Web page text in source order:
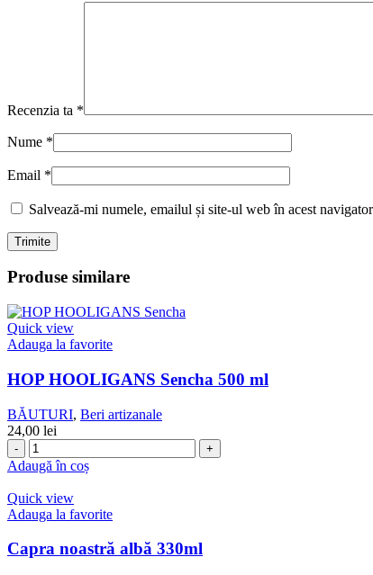
Recenzia ta *
Nume *
Email *
Salvează-mi numele, emailul și site-ul web în acest
Produse similare
Quick view
Adauga la favorite
HOP HOOLIGANS Sencha 500 ml
BĂUTURI, Beri artizanale
24,00 lei
Cantitate
HOP
HOOLIGANS
Sencha
500
ml
Adaugă în coș
Quick view
Adauga la favorite
Capra noastră albă 330ml